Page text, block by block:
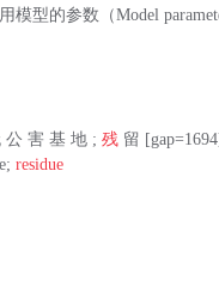
型的参数（Model
公 害 基 地 ;残 留
residue